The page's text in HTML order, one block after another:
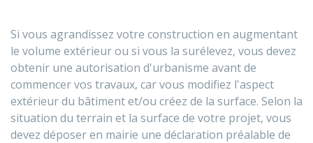
Si vous agrandissez votre construction en augmentant
le volume extérieur ou si vous la surélevez, vous devez
obtenir une autorisation d'urbanisme avant de
commencer vos travaux, car vous modifiez l'aspect
extérieur du bâtiment et/ou créez de la surface. Selon la
situation du terrain et la surface de votre projet, vous
devez déposer en mairie une déclaration préalable de